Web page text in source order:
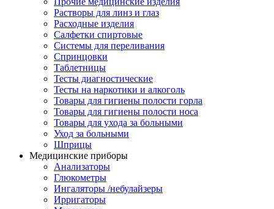
Растворы для линз и глаз
Расходные изделия
Салфетки спиртовые
Системы для переливания
Спринцовки
Таблетницы
Тесты диагностические
Тесты на наркотики и алкоголь
Товары для гигиены полости горла
Товары для гигиены полости носа
Товары для ухода за больными
Уход за больными
Шприцы
Медицинские приборы
Анализаторы
Глюкометры
Ингаляторы /небулайзеры
Ирригаторы